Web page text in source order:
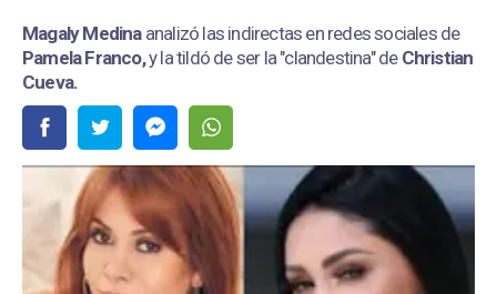
Magaly Medina analizó las indirectas en redes sociales de
Pamela Franco,y la tildó de ser la "clandestina" de Christian
Cueva.